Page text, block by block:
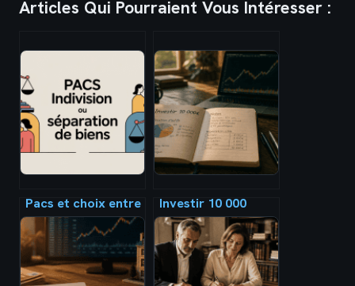
Articles Qui Pourraient Vous Intéresser :
Pacs et choix entre
indivision ou
séparation de biens
: le guide pour
décider
Investir 10 000
euros : 3 stratégies
concrètes pour
faire fructifier
votre capital